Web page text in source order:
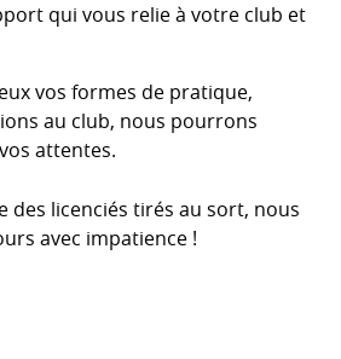
qui vous relie à votre club et
vos formes de pratique,
au club, nous pourrons
attentes.
des licenciés tirés au sort, nous
avec impatience !